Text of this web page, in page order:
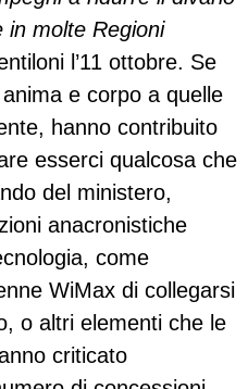
in molte Regioni
l’11 ottobre. Se
e corpo a quelle
hanno contribuito
esserci qualcosa che
del ministero,
anacronistiche
come
WiMax di collegarsi
o altri elementi che le
criticato